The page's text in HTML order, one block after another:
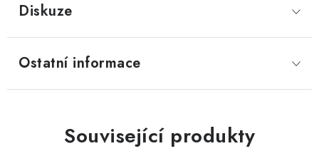
Diskuze
Ostatní informace
Související produkty